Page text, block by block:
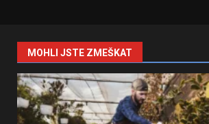
MOHLI JSTE ZMEŠKAT